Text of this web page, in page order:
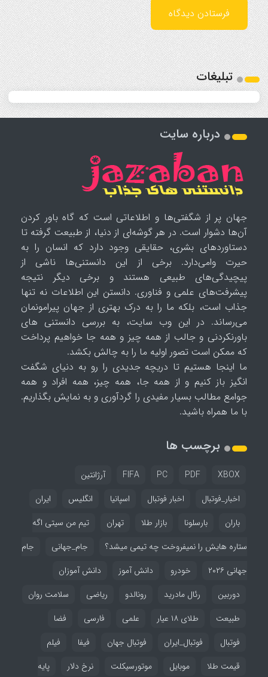
تبلیغات
درباره سایت
جهان پر از شگفتی‌ها و اطلاعاتی است که گاه باور کردن
آن‌ها دشوار است. در هر گوشه‌ای از دنیا، از طبیعت گرفته تا
دستاوردهای بشری، حقایقی وجود دارد که انسان را به
حیرت وامی‌دارد. برخی از این دانستنی‌ها ناشی از
پیچیدگی‌های طبیعی هستند و برخی دیگر نتیجه
پیشرفت‌های علمی و فناوری. دانستن این اطلاعات نه تنها
جذاب است، بلکه ما را به درک بهتری از جهان پیرامونمان
می‌رساند. در این وب سایت، به بررسی دانستنی های
باورنکردنی و جالب از همه چیز و همه جا خواهیم پرداخت
که ممکن است تصور اولیه ما را به چالش بکشد.
ما اینجا هستیم تا دریچه جدیدی را رو به دنیای شگفت
انگیز باز کنیم و از همه جا، همه چیز، همه افراد و همه
جوامع مطالب بسیار مفیدی را گردآوری و به نمایش بگذاریم.
با ما همراه باشید.
برچسب ها
FIFA PC PDF XBOX
آرژانتین
اخبار_فوتبال
اخبار فوتبال اسپانیا انگلیس
ایران
باران
بارسلونا بازار طلا تهران
تیم من سیتی اگه
ستاره هایش را نمیفروخت چه تیمی میشد؟
جام_جهانی
جام
جهانی ۲۰۲۶
خودرو دانش آموز
دانش آموزان
دوربین
رئال مادرید رونالدو ریاضی
سلامت روان
طبیعت
طلای ۱۸ عیار علمی فارسی
فضا
فوتبال
فوتبال_ایران فوتبال جهان فیفا
فیلم
قیمت طلا
موبایل موتورسیکلت نرخ دلار پایه